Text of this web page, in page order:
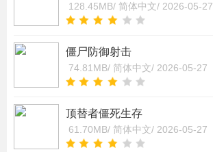
128.45MB/ 简体中文/ 2026-05-27
僵尸防御射击
74.81MB/ 简体中文/ 2026-05-27
顶替者僵死生存
61.70MB/ 简体中文/ 2026-05-27